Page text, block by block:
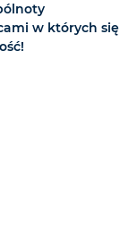
w których się